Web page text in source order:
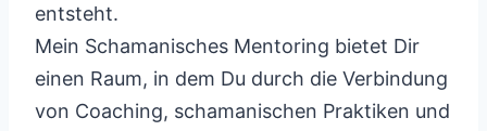
entsteht.
Mein Schamanisches Mentoring bietet Dir
einen Raum, in dem Du durch die Verbindung
von Coaching, schamanischen Praktiken und